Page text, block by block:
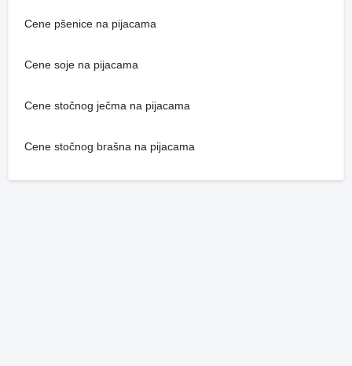
Cene pšenice na pijacama
Cene soje na pijacama
Cene stočnog ječma na pijacama
Cene stočnog brašna na pijacama